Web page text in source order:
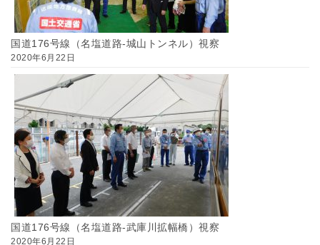
国道176号線（名塩道路-城山トンネル）視察
2020年6月22日
国道176号線（名塩道路-武庫川拡幅橋）視察
2020年6月22日